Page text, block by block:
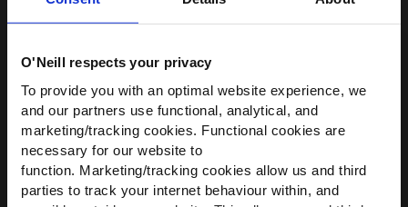
O'Neill respects your privacy
To provide you with an optimal website experience, we
and our partners use functional, analytical, and
marketing/tracking cookies. Functional cookies are
necessary for our website to
function. Marketing/tracking cookies allow us and third
parties to track your internet behaviour within, and
Bewertungen
suchen
Sortieren nach: Neueste
MK
Verifizierter Käufer
01/07/21
WIR HABEN ETWAS FÜR
DICH!
Werde Teil der O’Neill-Community und
erhalte10 % Rabattauf deine erste
Bestellung — plus exklusive Angebote.